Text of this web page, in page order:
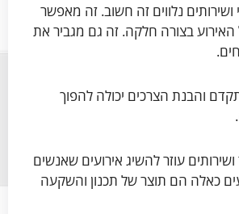
ושירותים נלווים זה חשוב. זה מאפשר
בצורה חלקה. זה גם מגביר את
והבנת הצרכים יכולה להפוך
ושירותים עוזר להשיג אירועים שאנשים
כאלה הם תוצר של תכנון והשקעה